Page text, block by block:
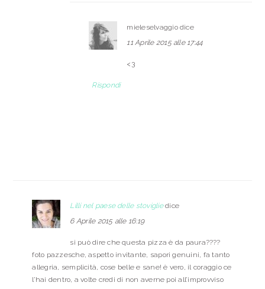
mieleselvaggio dice
11 Aprile 2015 alle 17:44
<3
Rispondi
Lilli nel paese delle stoviglie dice
6 Aprile 2015 alle 16:19
si può dire che questa pizza è da paura????
foto pazzesche, aspetto invitante, sapori genuini, fa tanto
allegria, semplicità, cose belle e sane! è vero, il coraggio ce
l’hai dentro, a volte credi di non averne poi all’improvviso